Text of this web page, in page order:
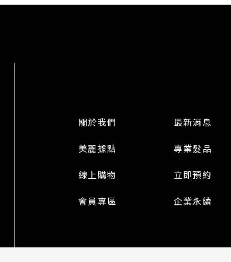
關於我們 最新消息
美麗據點 專業髮品
線上購物 立即預約
會員專區 企業永續